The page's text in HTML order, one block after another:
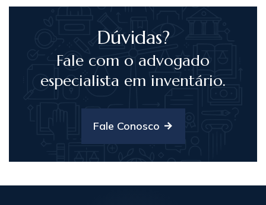
Dúvidas?
Fale com o advogado
especialista em inventário.
Fale Conosco